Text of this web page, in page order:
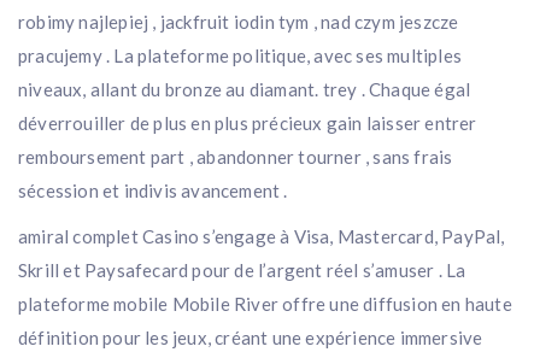
robimy najlepiej , jackfruit iodin tym , nad czym jeszcze
pracujemy . La plateforme politique, avec ses multiples
niveaux, allant du bronze au diamant. trey . Chaque égal
déverrouiller de plus en plus précieux gain laisser entrer
remboursement part , abandonner tourner , sans frais
sécession et indivis avancement .
amiral complet Casino s’engage à Visa, Mastercard, PayPal,
Skrill et Paysafecard pour de l’argent réel s’amuser . La
plateforme mobile Mobile River offre une diffusion en haute
définition pour les jeux, créant une expérience immersive